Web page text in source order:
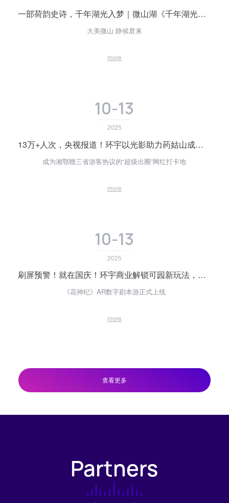
一部荷韵史诗，千年湖光入梦｜微山湖《千年湖光》正式首演
大美微山 静候君来
more
10-13
2025
13万+人次，央视报道！环宇以光影助力药姑山成国庆文旅黑马
成为湘鄂赣三省游客热议的“超级出圈”网红打卡地
more
10-13
2025
刷屏预警！就在国庆！环宇商业解锁可园新玩法，《花神纪》AR数字剧本游正式上线！
《花神纪》AR数字剧本游正式上线
more
查看更多
Partners